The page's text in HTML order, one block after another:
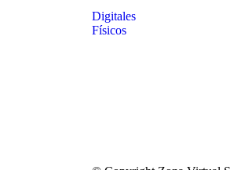
Digitales
Físicos